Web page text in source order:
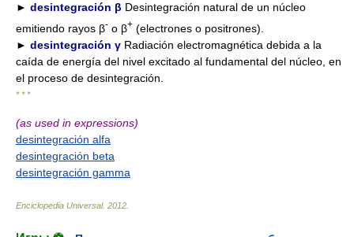
► desintegración β Desintegración natural de un núcleo
emitiendo rayos β- o β+ (electrones o positrones).
► desintegración γ Radiación electromagnética debida a la
caída de energía del nivel excitado al fundamental del núcleo, en
el proceso de desintegración.
* * *
(as used in expressions)
desintegración alfa
desintegración beta
desintegración gamma
Enciclopedia Universal. 2012